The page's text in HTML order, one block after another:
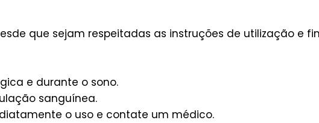
que sejam respeitadas as instruções de utilização e
e durante o sono.
sanguínea.
o uso e contate um médico.